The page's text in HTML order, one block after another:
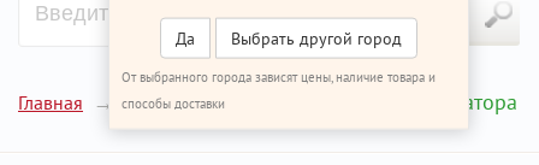
Да Выбрать другой город
От выбранного города зависят цены, наличие товара и
способы доставки
Главная Ремонт КИА Церато Ремонт генератора